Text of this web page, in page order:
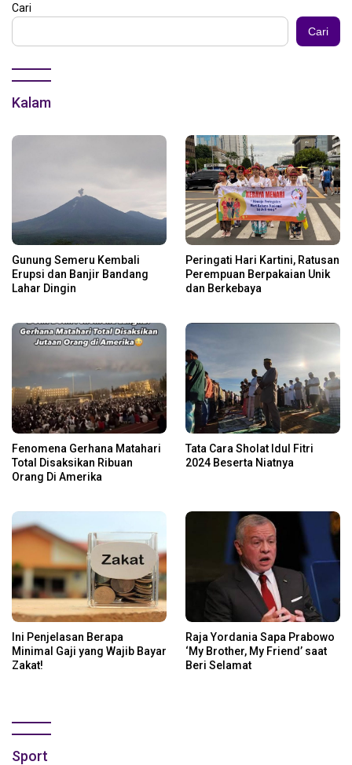
Cari
Cari
Kalam
Gunung Semeru Kembali
Erupsi dan Banjir Bandang
Lahar Dingin
Peringati Hari Kartini, Ratusan
Perempuan Berpakaian Unik
dan Berkebaya
Fenomena Gerhana Matahari
Total Disaksikan Ribuan
Orang Di Amerika
Tata Cara Sholat Idul Fitri
2024 Beserta Niatnya
Ini Penjelasan Berapa
Minimal Gaji yang Wajib Bayar
Zakat!
Raja Yordania Sapa Prabowo
‘My Brother, My Friend’ saat
Beri Selamat
Sport